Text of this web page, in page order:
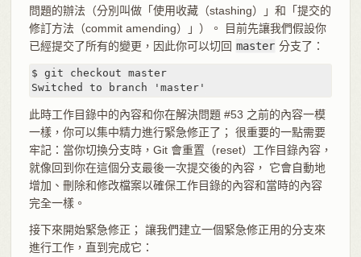
問題的辦法（分別叫做「使用收藏（stashing）」和「提交的
修訂方法（commit amending）」）。 目前先讓我們假設你
已經提交了所有的變更，因此你可以切回 master 分支了：
$ git checkout master
Switched to branch 'master'
此時工作目錄中的內容和你在解決問題 #53 之前的內容一模
一樣，你可以集中精力進行緊急修正了； 很重要的一點需要
牢記：當你切換分支時，Git 會重置（reset）工作目錄內容，
就像回到你在這個分支最後一次提交後的內容， 它會自動地
增加、刪除和修改檔案以確保工作目錄的內容和當時的內容
完全一樣。
接下來開始緊急修正； 讓我們建立一個緊急修正用的分支來
進行工作，直到完成它：